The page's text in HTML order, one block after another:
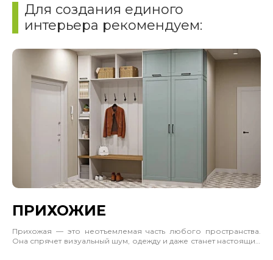
Для создания единого
интерьера рекомендуем:
ПРИХОЖИЕ
Прихожая — это неотъемлемая часть любого пространства.
Она спрячет визуальный шум, одежду и даже станет настоящим